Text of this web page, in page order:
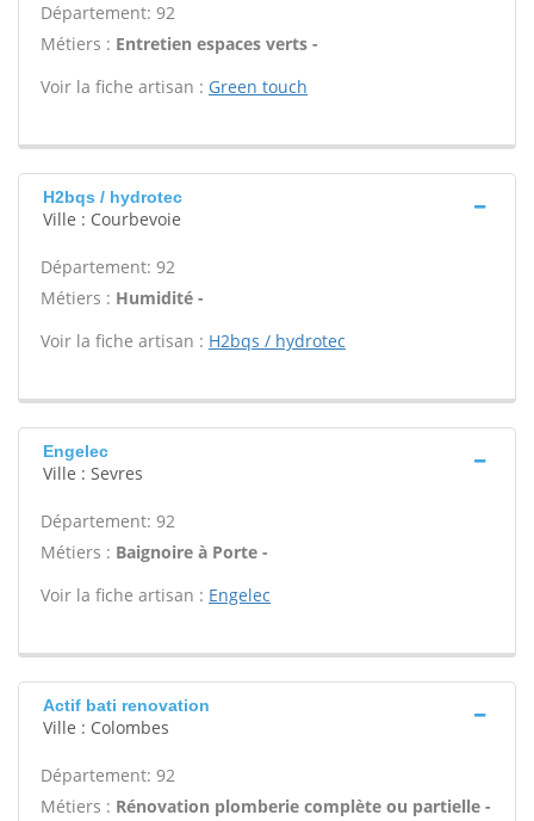
Département: 92
Métiers : Entretien espaces verts -
Voir la fiche artisan : Green touch
H2bqs / hydrotec
Ville : Courbevoie
Département: 92
Métiers : Humidité -
Voir la fiche artisan : H2bqs / hydrotec
Engelec
Ville : Sevres
Département: 92
Métiers : Baignoire à Porte -
Voir la fiche artisan : Engelec
Actif bati renovation
Ville : Colombes
Département: 92
Métiers : Rénovation plomberie complète ou partielle -